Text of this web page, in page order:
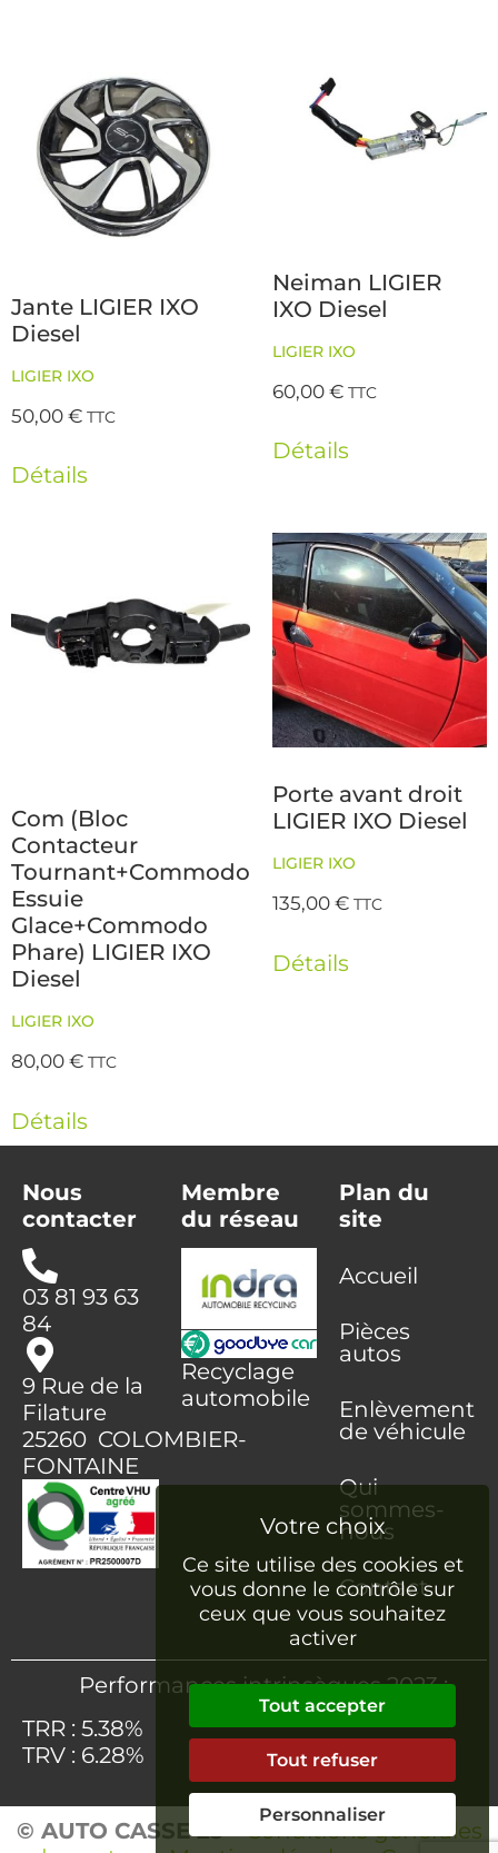
Jante LIGIER IXO
Diesel
LIGIER IXO
50,00€ TTC
Détails
Neiman LIGIER
IXO Diesel
LIGIER IXO
60,00€ TTC
Détails
Com (Bloc
Contacteur
Tournant+Commodo
Essuie
Glace+Commodo
Phare) LIGIER IXO
Diesel
LIGIER IXO
80,00€ TTC
Détails
Porte avant droit
LIGIER IXO Diesel
LIGIER IXO
135,00€ TTC
Détails
Nous
contacter
03 81 93 63
84
9 Rue de la
Filature
25260 COLOMBIER-
FONTAINE
Membre
du réseau
Recyclage
automobile
Plan du
site
Accueil
Pièces
autos
Enlèvement
de véhicule
Qui
sommes-
nous
Contact
Performances intrinsèques 2023 :
TRR : 5.38%
TRV : 6.28%
© AUTO CASSE 25–Conditions générales
Ce site utilise des cookies et
vous donne le contrôle sur
ceux que vous souhaitez
activer
Tout accepter
Tout refuser
Personnaliser